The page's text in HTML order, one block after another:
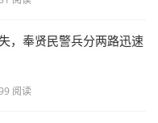
，奉贤民警兵分两路迅速
阅读